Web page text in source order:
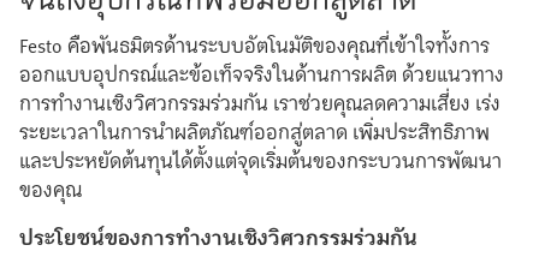
Festo คือพันธมิตรด้านระบบอัตโนมัติของคุณที่เข้าใจทั้งการ
ออกแบบอุปกรณ์และข้อเท็จจริงในด้านการผลิต ด้วยแนวทาง
การทำงานเชิงวิศวกรรมร่วมกัน เราช่วยคุณลดความเสี่ยง เร่ง
ระยะเวลาในการนำผลิตภัณฑ์ออกสู่ตลาด เพิ่มประสิทธิภาพ
และประหยัดต้นทุนได้ตั้งแต่จุดเริ่มต้นของกระบวนการพัฒนา
ของคุณ
ประโยชน์ของการทำงานเชิงวิศวกรรมร่วมกัน